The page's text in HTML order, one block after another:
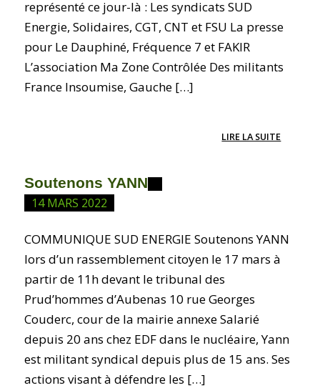
représenté ce jour-là : Les syndicats SUD
Energie, Solidaires, CGT, CNT et FSU La presse
pour Le Dauphiné, Fréquence 7 et FAKIR
L’association Ma Zone Contrôlée Des militants
France Insoumise, Gauche […]
LIRE LA SUITE
Soutenons YANN
14 MARS 2022
COMMUNIQUE SUD ENERGIE Soutenons YANN
lors d’un rassemblement citoyen le 17 mars à
partir de 11h devant le tribunal des
Prud’hommes d’Aubenas 10 rue Georges
Couderc, cour de la mairie annexe Salarié
depuis 20 ans chez EDF dans le nucléaire, Yann
est militant syndical depuis plus de 15 ans. Ses
actions visant à défendre les […]